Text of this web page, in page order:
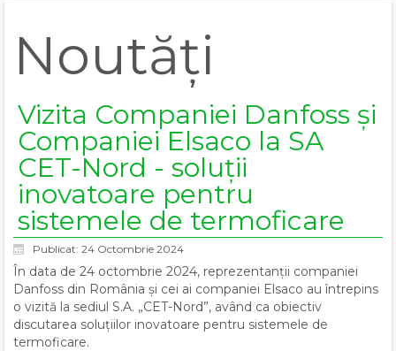
Noutăți
Vizita Companiei Danfoss și
Companiei Elsaco la SA
CET-Nord - soluții
inovatoare pentru
sistemele de termoficare
Publicat: 24 Octombrie 2024
În data de 24 octombrie 2024, reprezentanții companiei
Danfoss din România și cei ai companiei Elsaco au întrepins
o vizită la sediul S.A. „CET-Nord”, având ca obiectiv
discutarea soluțiilor inovatoare pentru sistemele de
termoficare.